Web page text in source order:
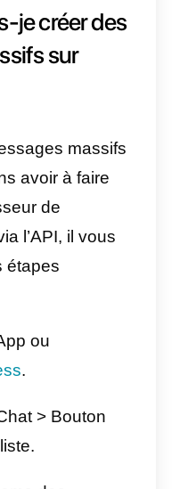
produits, de
vente en gros, car
envahissants et
c’est
ne
vous décidez
l’objet de
du spam,